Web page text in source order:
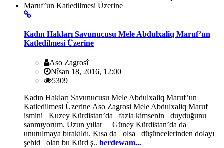
Kadın Hakları Savunucusu Mele Abdulxaliq Maruf’un
Katledilmesi Üzerine
Aso Zagrosî
Nîsan 18, 2016, 12:00
5309
Kadın Hakları Savunucusu Mele Abdulxaliq Maruf’un
Katledilmesi Üzerine Aso Zagrosi Mele Abdulxaliq Maruf
ismini Kuzey Kürdistan’da fazla kimsenin duyduğunu
sanmıyorum. Uzun yıllar Güney Kürdistan’da da
unutulmaya bırakıldı. Kısa da olsa düşüncelerinden dolayı
şehid olan bu Kürd ş.. berdewam...